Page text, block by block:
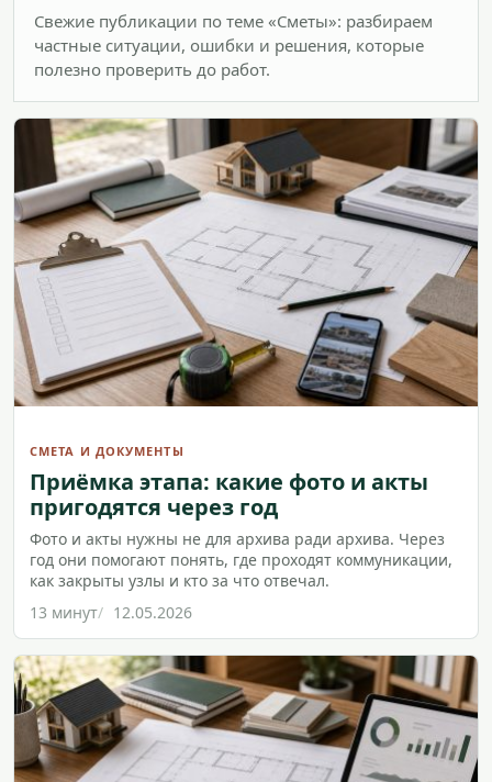
Свежие публикации по теме «Сметы»: разбираем
частные ситуации, ошибки и решения, которые
полезно проверить до работ.
СМЕТА И ДОКУМЕНТЫ
Приёмка этапа: какие фото и акты
пригодятся через год
Фото и акты нужны не для архива ради архива. Через
год они помогают понять, где проходят коммуникации,
как закрыты узлы и кто за что отвечал.
13 минут
12.05.2026